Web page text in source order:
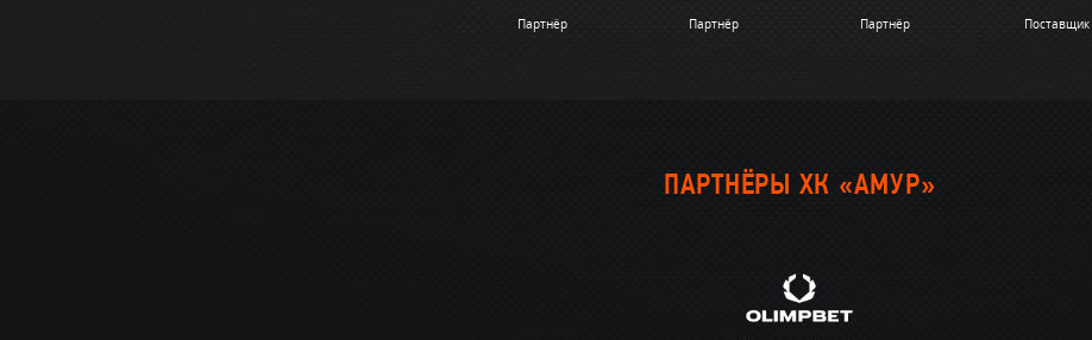
Партнёр Партнёр Партнёр Поставщик
ПАРТНЁРЫ ХК «АМУР»